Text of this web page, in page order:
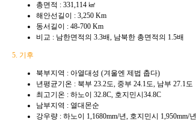
총면적 : 331,114 ㎢
해안선길이 : 3,250 Km
동서길이 : 48-700 Km
비교 : 남한면적의 3.3배, 남북한 총면적의 1.5배
5. 기후
북부지역 : 아열대성 (겨울엔 제법 춥다)
년평균기온 : 북부 23.2도, 중부 24.1도, 남부 27.1도
최고기온 : 하노이 32.8C, 호지민시34.8C
남부지역 : 열대몬순
강우량 : 하노이 1,1680mm/년, 호지민시 1,950mm/년